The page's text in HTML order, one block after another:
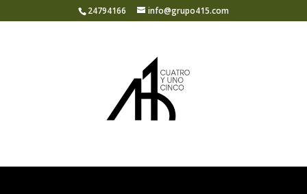
24794166 info@grupo415.com